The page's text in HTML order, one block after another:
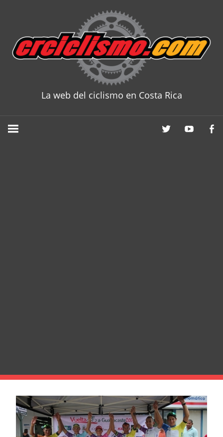
content
La web del ciclismo en Costa Rica